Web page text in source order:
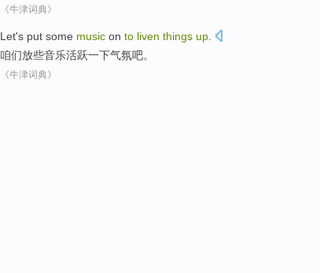
《牛津词典》
Let's put some music on to liven things up
咱们放些音乐活跃一下气氛吧。
《牛津词典》